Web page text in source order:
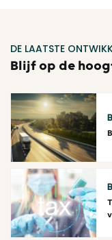
DE LAATSTE
Blijf op de
Lees meer